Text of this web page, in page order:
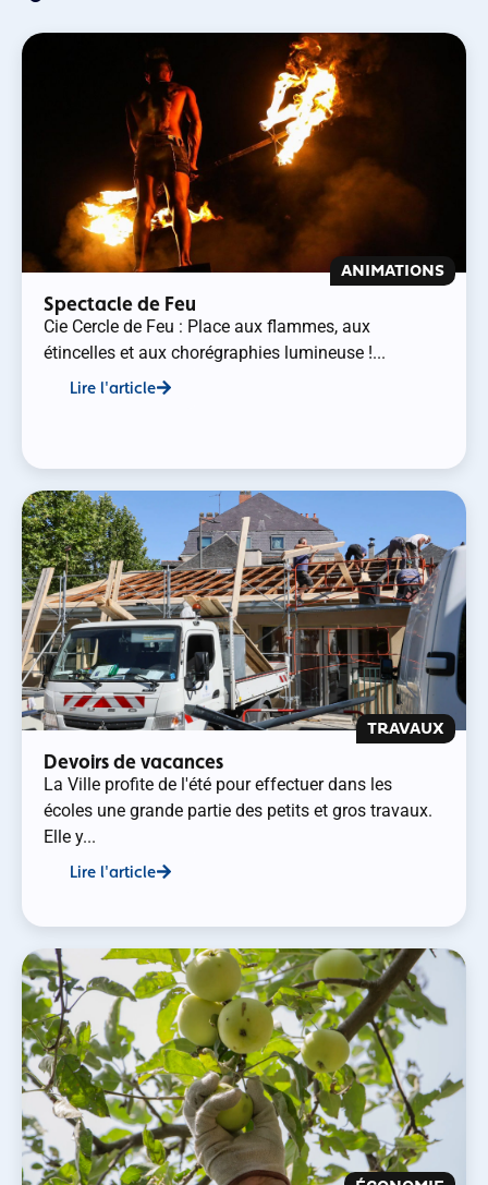
ANIMATIONS
Spectacle de Feu
Cie Cercle de Feu : Place aux flammes, aux
étincelles et aux chorégraphies lumineuse !...
Lire l'article
TRAVAUX
Devoirs de vacances
La Ville profite de l'été pour effectuer dans les
écoles une grande partie des petits et gros travaux.
Elle y...
Lire l'article